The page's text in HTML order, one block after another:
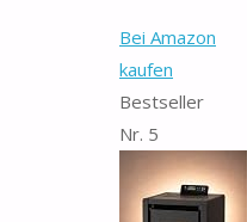
Bei Amazon
kaufen
Bestseller
Nr. 5